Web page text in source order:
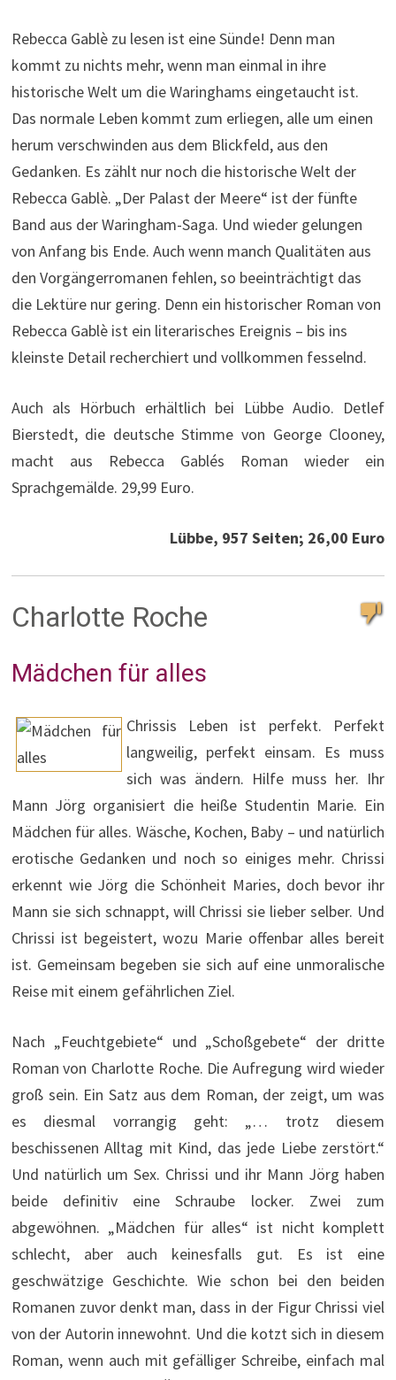
Rebecca Gablè zu lesen ist eine Sünde! Denn man
kommt zu nichts mehr, wenn man einmal in ihre
historische Welt um die Waringhams eingetaucht ist.
Das normale Leben kommt zum erliegen, alle um einen
herum verschwinden aus dem Blickfeld, aus den
Gedanken. Es zählt nur noch die historische Welt der
Rebecca Gablè. „Der Palast der Meere“ ist der fünfte
Band aus der Waringham-Saga. Und wieder gelungen
von Anfang bis Ende. Auch wenn manch Qualitäten aus
den Vorgängerromanen fehlen, so beeinträchtigt das
die Lektüre nur gering. Denn ein historischer Roman von
Rebecca Gablè ist ein literarisches Ereignis – bis ins
kleinste Detail recherchiert und vollkommen fesselnd.
Auch als Hörbuch erhältlich bei Lübbe Audio. Detlef
Bierstedt, die deutsche Stimme von George Clooney,
macht aus Rebecca Gablés Roman wieder ein
Sprachgemälde. 29,99 Euro.
Lübbe, 957 Seiten; 26,00 Euro
Charlotte Roche
Mädchen für alles
Chrissis Leben ist perfekt. Perfekt
langweilig, perfekt einsam. Es muss
sich was ändern. Hilfe muss her. Ihr
Mann Jörg organisiert die heiße Studentin Marie. Ein
Mädchen für alles. Wäsche, Kochen, Baby – und natürlich
erotische Gedanken und noch so einiges mehr. Chrissi
erkennt wie Jörg die Schönheit Maries, doch bevor ihr
Mann sie sich schnappt, will Chrissi sie lieber selber. Und
Chrissi ist begeistert, wozu Marie offenbar alles bereit
ist. Gemeinsam begeben sie sich auf eine unmoralische
Reise mit einem gefährlichen Ziel.
Nach „Feuchtgebiete“ und „Schoßgebete“ der dritte
Roman von Charlotte Roche. Die Aufregung wird wieder
groß sein. Ein Satz aus dem Roman, der zeigt, um was
es diesmal vorrangig geht: „… trotz diesem
beschissenen Alltag mit Kind, das jede Liebe zerstört.“
Und natürlich um Sex. Chrissi und ihr Mann Jörg haben
beide definitiv eine Schraube locker. Zwei zum
abgewöhnen. „Mädchen für alles“ ist nicht komplett
schlecht, aber auch keinesfalls gut. Es ist eine
geschwätzige Geschichte. Wie schon bei den beiden
Romanen zuvor denkt man, dass in der Figur Chrissi viel
von der Autorin innewohnt. Und die kotzt sich in diesem
Roman, wenn auch mit gefälliger Schreibe, einfach mal